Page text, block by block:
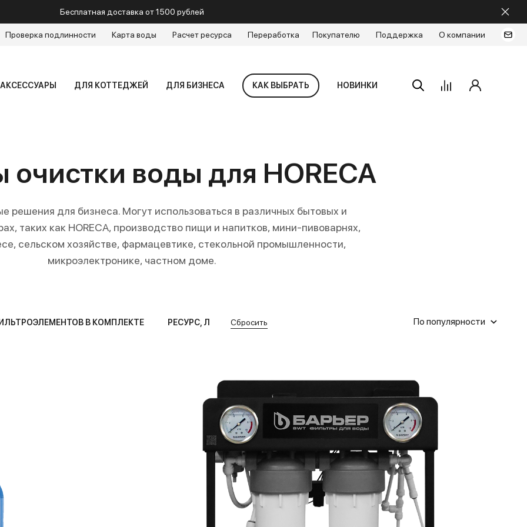
Бесплатная доставка от 1500 рублей
Проверка подлинности Карта воды Расчет ресурса Переработка Покупателю Поддержка О компании
АКСЕССУАРЫ ДЛЯ КОТТЕДЖЕЙ ДЛЯ БИЗНЕСА КАК ВЫБРАТЬ НОВИНКИ
воды для HORECA
решения для бизнеса. Могут использоваться в различных бытовых и
таких как HORECA, производство пищи и напитков, мини-пивоварнях,
сельском хозяйстве, фармацевтике, стекольной промышленности,
микроэлектронике, частном доме.
В КОМПЛЕКТЕ РЕСУРС, Л Сбросить По популярности